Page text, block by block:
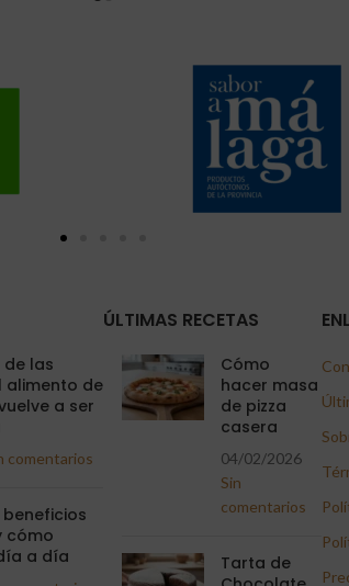
de las
alimento de
a ser
comentarios
cómo
a día
ÚLTIMAS RECETAS
Cómo
hacer masa
de pizza
casera
04/02/2026
Sin
comentarios
Tarta de